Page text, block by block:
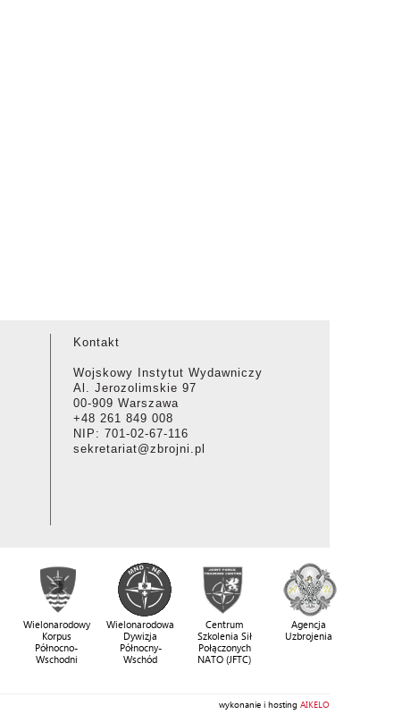
Kontakt
Wojskowy Instytut Wydawniczy
Al. Jerozolimskie 97
00-909 Warszawa
+48 261 849 008
NIP: 701-02-67-116
sekretariat@zbrojni.pl
Wielonarodowy
Korpus
Północno-
Wschodni
Wielonarodowa
Dywizja
Północny-
Wschód
Centrum
Szkolenia Sił
Połączonych
NATO (JFTC)
Agencja
Uzbrojenia
wykonanie i hosting AIKELO